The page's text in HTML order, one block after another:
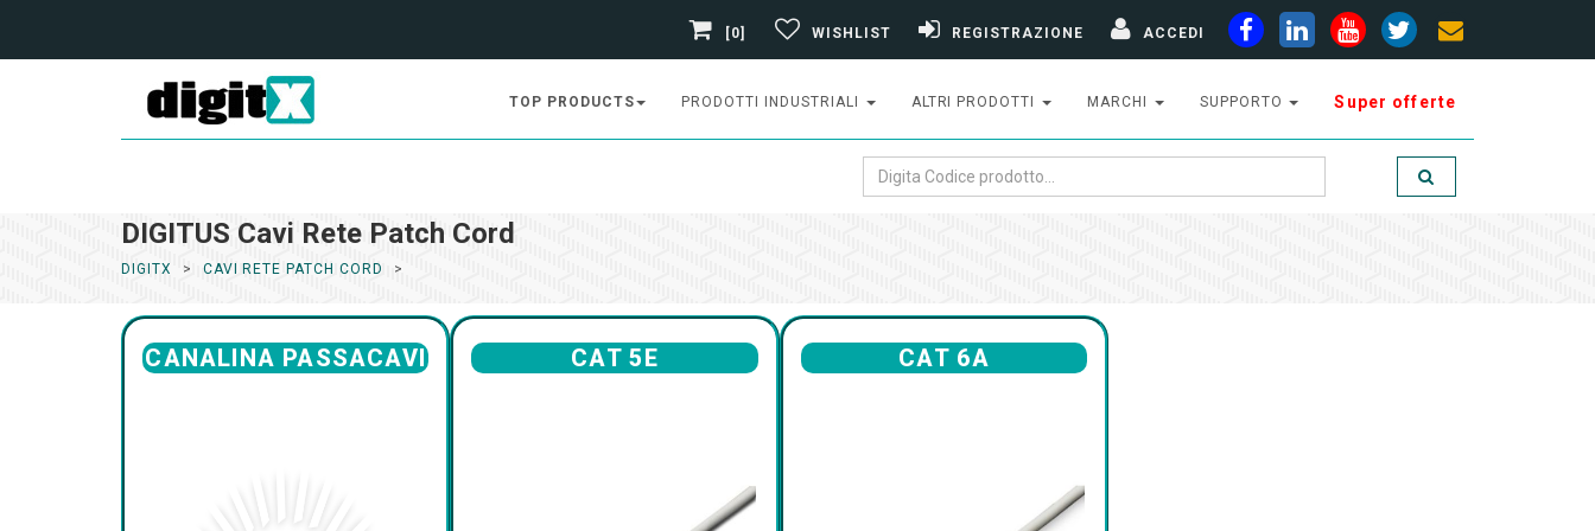
[0] WISHLIST REGISTRAZIONE ACCEDI
TOP PRODUCTS PRODOTTI INDUSTRIALI ALTRI PRODOTTI MARCHI SUPPORTO Super offerte
DIGITUS Cavi Rete Patch Cord
DIGITX CAVI RETE PATCH CORD
CANALINA PASSACAVI CAT 5E CAT 6A